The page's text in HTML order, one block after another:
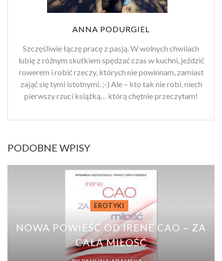
ANNA PODURGIEL
Szczęśliwie łączę pracę z pasją. W wolnych chwilach
lubię z różnym skutkiem spędzać czas w kuchni, jeździć
rowerem i robić rzeczy, których nie powinnam, zamiast
zająć się tymi istotnymi. ;-) Ale – kto tak nie robi, niech
pierwszy rzuci książką… którą chętnie przeczytam!
PODOBNE WPISY
EROTYKI
NOWA POWIEŚĆ OD IRENE CAO – ZA
CAŁĄ MIŁOŚĆ